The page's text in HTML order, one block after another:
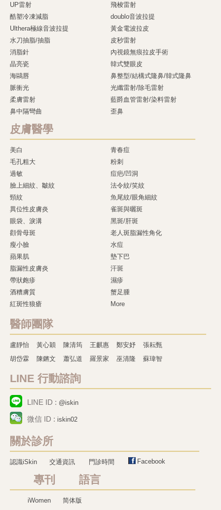
UP雷射
飛梭雷射
酷塑冷凍減脂
doublo音波拉提
Ulthera極線音波拉提
黃金電波拉皮
水刀抽脂/抽脂
皮秒雷射
消脂針
內視鏡無痕拉皮手術
晶亮瓷
韓式雙眼皮
海鷗唇
鼻整型/結構式隆鼻/韓式隆鼻
脈衝光
光纖雷射/除毛雷射
柔膚雷射
藍爵血管雷射/染料雷射
鼻中隔彎曲
歪鼻
皮膚醫學
美白
青春痘
毛孔粗大
粉刺
過敏
痘疤/凹洞
臉上細紋、皺紋
法令紋/笑紋
頸紋
魚尾紋/眼角細紋
異位性皮膚炎
雀斑與曬斑
眼袋、淚溝
黑斑/肝斑
顴骨母斑
老人斑脂漏性角化
瘦小臉
水痘
蘋果肌
墊下巴
脂漏性皮膚炎
汗斑
帶狀皰疹
濕疹
酒糟膚質
蟹足腫
紅斑性狼瘡
More
醫師團隊
盧靜怡 黃心穎 陳清筠 王麒惠 鄭安妤
張耘甄
胡岱霖
陳鏘文 蕭弘道 羅景家 巫清隆 蘇瑋智
LINE 行動諮詢
LINE ID : @iskin
微信 ID : iskin02
關於診所
認識iSkin 交通資訊 門診時間 Facebook
專刊 語言
iWomen 简体版